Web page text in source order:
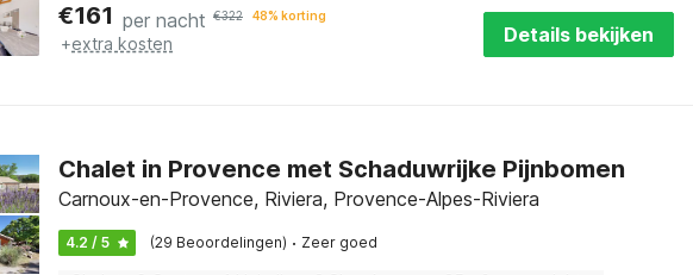
€161 per nacht €322 48% korting
+extra kosten Details bekijken
Chalet in Provence met Schaduwrijke Pijnbomen
Carnoux-en-Provence, Riviera, Provence-Alpes-Riviera
4.2 / 5 (29 Beoordelingen) · Zeer goed